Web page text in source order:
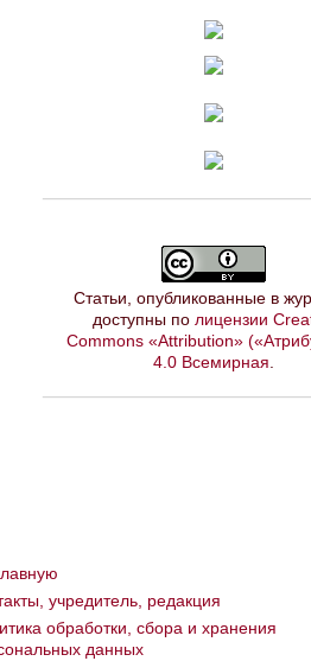
Статьи, опубликованные в
доступны по лицензии
Commons «Attribution»
4.0 Всемирная
учредитель, редакция
обработки, сбора и хранения
данных